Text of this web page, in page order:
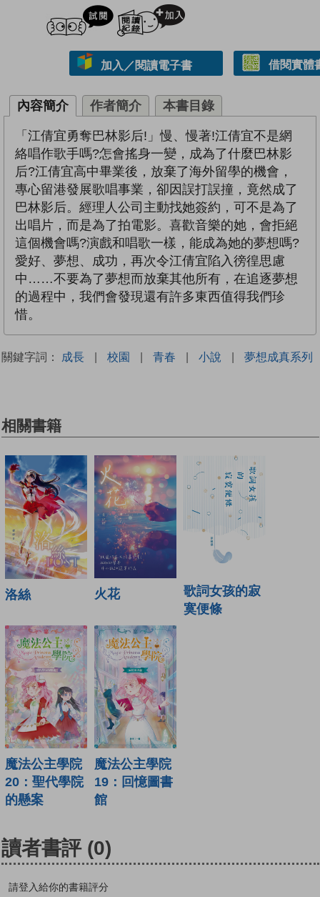
試閲
加入／閱讀電子書 借閱實體
內容簡介 作者簡介 本書目錄
「江倩宜勇奪巴林影后!」慢、慢著!江倩宜不是網
絡唱作歌手嗎?怎會搖身一變，成為了什麼巴林影
后?江倩宜高中畢業後，放棄了海外留學的機會，
專心留港發展歌唱事業，卻因誤打誤撞，竟然成了
巴林影后。經理人公司主動找她簽約，可不是為了
出唱片，而是為了拍電影。喜歡音樂的她，會拒絕
這個機會嗎?演戲和唱歌一樣，能成為她的夢想嗎?
愛好、夢想、成功，再次令江倩宜陷入徬徨思慮
中……不要為了夢想而放棄其他所有，在追逐夢想
的過程中，我們會發現還有許多東西值得我們珍
惜。
關鍵字詞： 成長 | 校園 | 青春 | 小說 | 夢想成真系列
相關書籍
洛絲 火花
歌詞女孩的寂
寞便條
魔法公主學院
20：聖代學院
的懸案
魔法公主學院
19：回憶圖書
館
讀者書評 (0)
請登入給你的書籍評分